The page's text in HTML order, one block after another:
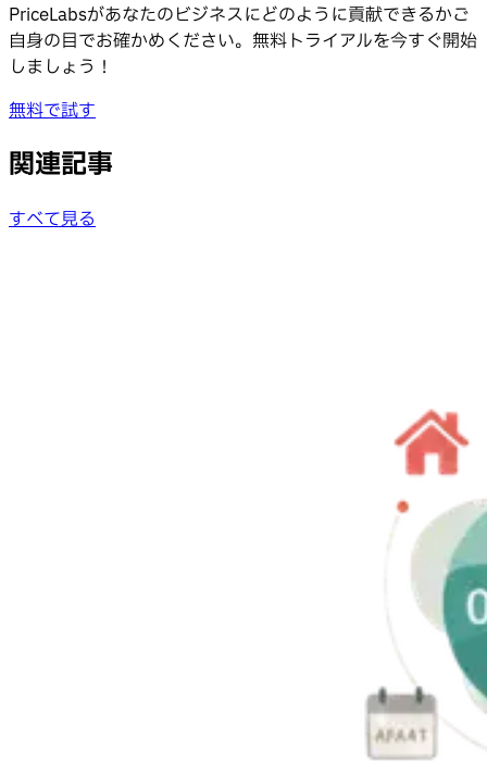
PriceLabsがあなたのビジネスにどのように貢献できるかご
自身の目でお確かめください。無料トライアルを今すぐ開始
しましょう！
無料で試す
関連記事
すべて見る